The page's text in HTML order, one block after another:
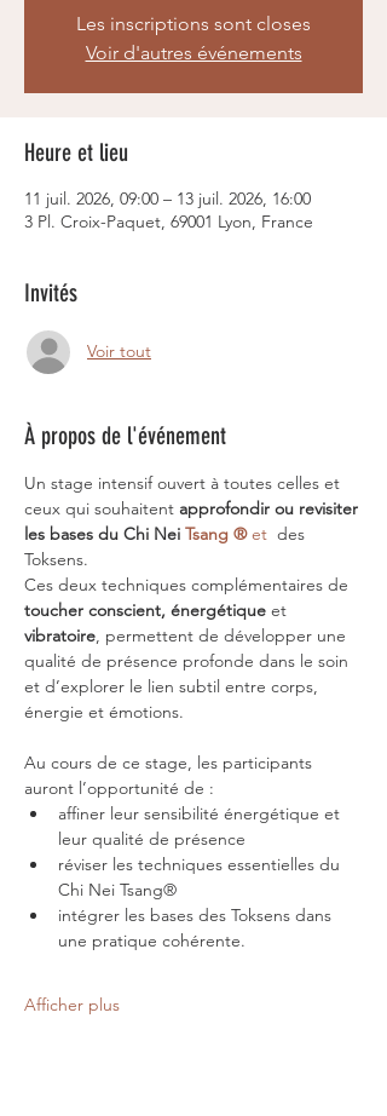
Les inscriptions sont closes
Voir d'autres événements
Heure et lieu
11 juil. 2026, 09:00 – 13 juil. 2026, 16:00
3 Pl. Croix-Paquet, 69001 Lyon, France
Invités
Voir tout
À propos de l'événement
Un stage intensif ouvert à toutes celles et
ceux qui souhaitent approfondir ou revisiter
les bases du Chi Nei Tsang ® et
  des
Toksens.
Ces deux techniques complémentaires de
toucher conscient, énergétique et
vibratoire, permettent de développer une
qualité de présence profonde dans le soin
et d’explorer le lien subtil entre corps,
énergie et émotions.
Au cours de ce stage, les participants
auront l’opportunité de :
affiner leur sensibilité énergétique et
leur qualité de présence
réviser les techniques essentielles du
Chi Nei Tsang®
intégrer les bases des Toksens dans
une pratique cohérente.
Afficher plus